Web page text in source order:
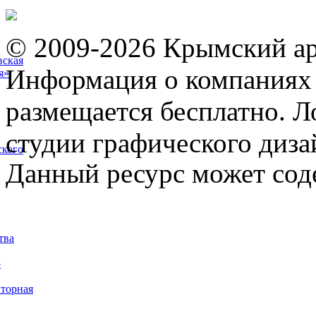
© 2009-2026 Крымский
Информация о компаниях
размещается бесплатно.
студии графического
Данный ресурс может